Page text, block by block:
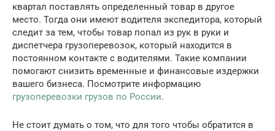
квартал поставлять определенный товар в другое
место. Тогда они имеют водителя экспедитора, который
следит за тем, чтобы товар попал из рук в руки и
диспетчера грузоперевозок, который находится в
постоянном контакте с водителями. Такие компании
помогают снизить временные и финансовые издержки
вашего бизнеса. Посмотрите информацию
грузоперевозки грузов по России.
Не стоит думать о том, что для того чтобы обратится в